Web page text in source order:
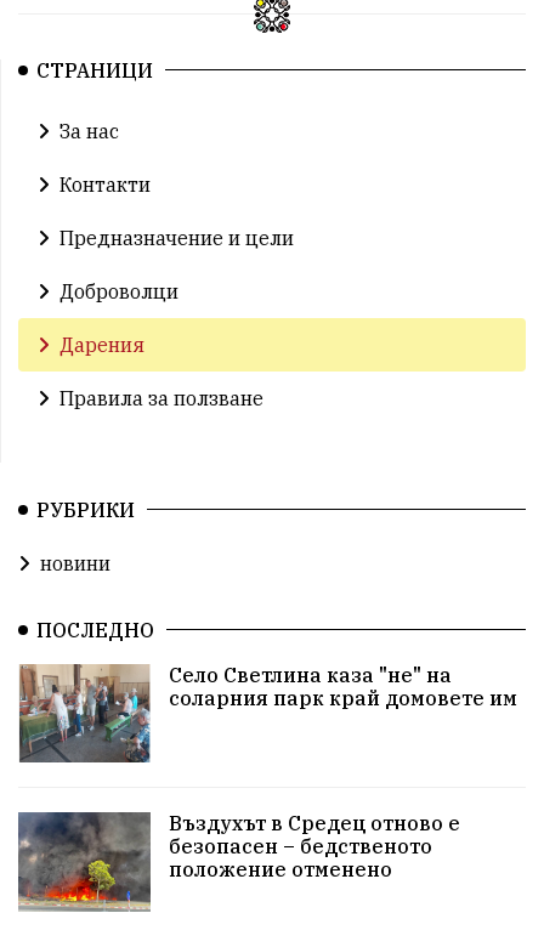
СТРАНИЦИ
За нас
Контакти
Предназначение и цели
Доброволци
Дарения
Правила за ползване
РУБРИКИ
новини
ПОСЛЕДНО
Село Светлина каза "не" на
соларния парк край домовете им
Въздухът в Средец отново е
безопасен – бедственото
положение отменено